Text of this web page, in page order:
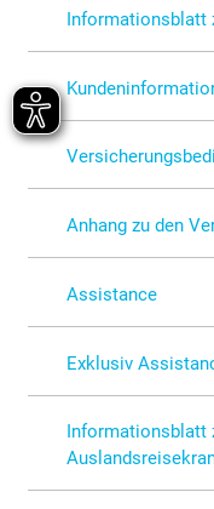
Informationsblatt
Anhang zu den
Assistance
Exklusiv
Informationsblatt